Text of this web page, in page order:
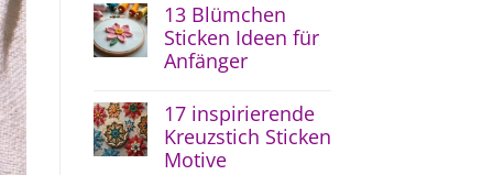
13 Blümchen
Sticken Ideen für
Anfänger
17 inspirierende
Kreuzstich Sticken
Motive